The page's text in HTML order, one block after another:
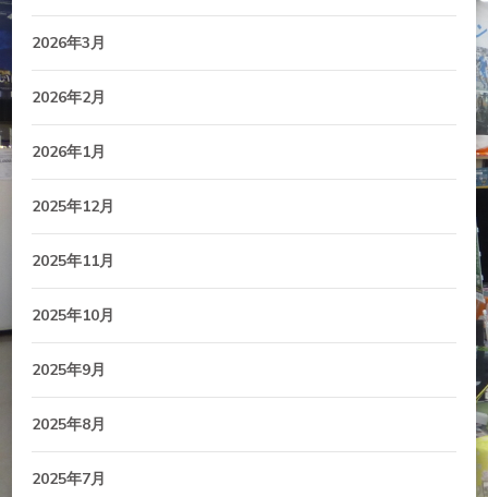
2026年3月
2026年2月
2026年1月
2025年12月
2025年11月
2025年10月
2025年9月
2025年8月
2025年7月